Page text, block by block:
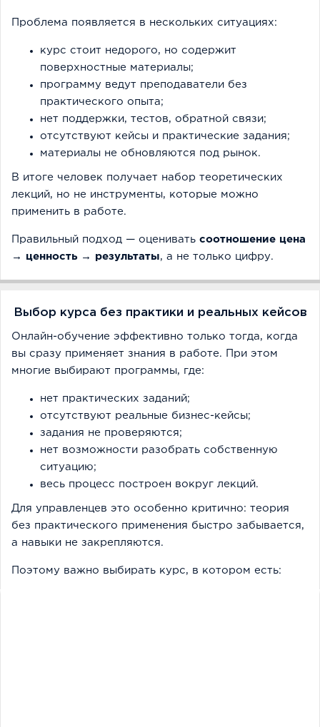
Проблема появляется в нескольких ситуациях:
курс стоит недорого, но содержит
поверхностные материалы;
программу ведут преподаватели без
практического опыта;
нет поддержки, тестов, обратной связи;
отсутствуют кейсы и практические задания;
материалы не обновляются под рынок.
В итоге человек получает набор теоретических
лекций, но не инструменты, которые можно
применить в работе.
Правильный подход — оценивать соотношение цена
→ ценность → результаты, а не только цифру.
Выбор курса без практики и реальных кейсов
Онлайн-обучение эффективно только тогда, когда
вы сразу применяет знания в работе. При этом
многие выбирают программы, где:
нет практических заданий;
отсутствуют реальные бизнес-кейсы;
задания не проверяются;
нет возможности разобрать собственную
ситуацию;
весь процесс построен вокруг лекций.
Для управленцев это особенно критично: теория
без практического применения быстро забывается,
а навыки не закрепляются.
Поэтому важно выбирать курс, в котором есть: